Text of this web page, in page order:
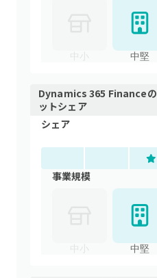
中堅
Dynamics 365 Financeの
ットシェア
シェア
事業規模
中堅